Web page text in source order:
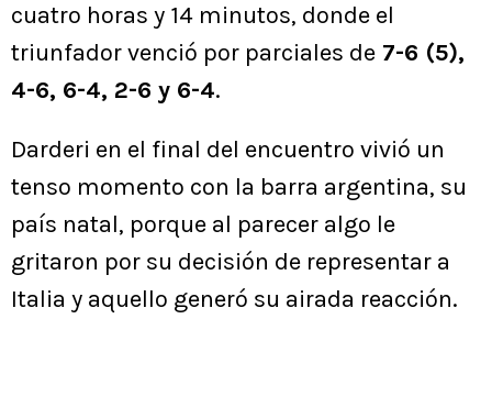
cuatro horas y 14 minutos, donde el
triunfador venció por parciales de 7-6 (5),
4-6, 6-4, 2-6 y 6-4.
Darderi en el final del encuentro vivió un
tenso momento con la barra argentina, su
país natal, porque al parecer algo le
gritaron por su decisión de representar a
Italia y aquello generó su airada reacción.